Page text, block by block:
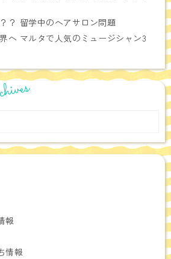
？ 留学中のヘアサロン問題
へ マルタで人気のミュージシャン3
報
情報